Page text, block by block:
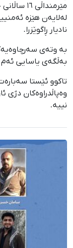
لەلایەن هێزە
نادیار ڕاگوێزرا.
بە وتەی
بەڵگەی یاسایی
تاکوو ئێستا
وەپاڵدراوەکان دژی
نییە.